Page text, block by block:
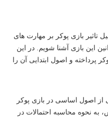
تاثیر بازی پوکر بر مهارت های
این بازی آشنا شویم. در این
پرداخته و اصول ابتدایی آن را
از اصول اساسی در بازی پوکر
به نحوه محاسبه احتمالات در